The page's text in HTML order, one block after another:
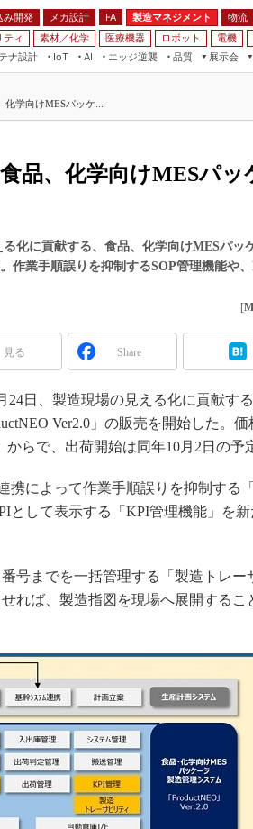
み開発 メカ設計 FA 製造マネジメント 物流
ティ 素材／化学 医療機器 ロボット 電機
ナ設計
IoT
AI
エッジ逆襲 品質
展示会
JIMTOF
IIFES
TECHNO-FRONTIER
EdgeTech+
日本ものづくりワールド
AUTOMOTIVE WORLD
産業オープンネット展
つながるクルマ
VR／AR
フィールドサービス
組み込み画像技術
組み込みモデリング
ISO26262
3Dプリンタ
デジタルツインとCAE
インダストリー4.0
イノベーション
メイドインジャパン
植物工場
海外生産
グローバル設計・開発
制御セキュリティ
新型コロナへの対応
FA
モビリティ
学向けMESパッケ...
品、化学向けMESパッ
化に貢献する、食品、化学向けMESパッ
作業手順誤りを抑制するSOP管理機能や
[
見る Share
日、製造現場の見える化に貢献す
Ver2.0」の販売を開始した。価
らで、出荷開始は同年10月2日の予
によって作業手順誤りを抑制する
として表示する「KPI管理機能」を新
号までを一括管理する「製造トレー
れば、製造指図を現場へ展開するこ